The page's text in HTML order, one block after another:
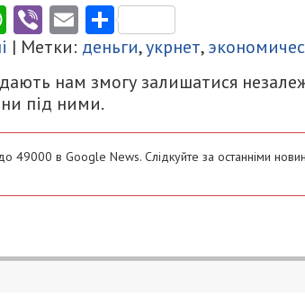
WhatsApp
ViberEmailПоділитися
| Метки: деньги,укрнет,
нам змогу залишатися
під ними.
49000 в Google News. Слідкуйте за останніми